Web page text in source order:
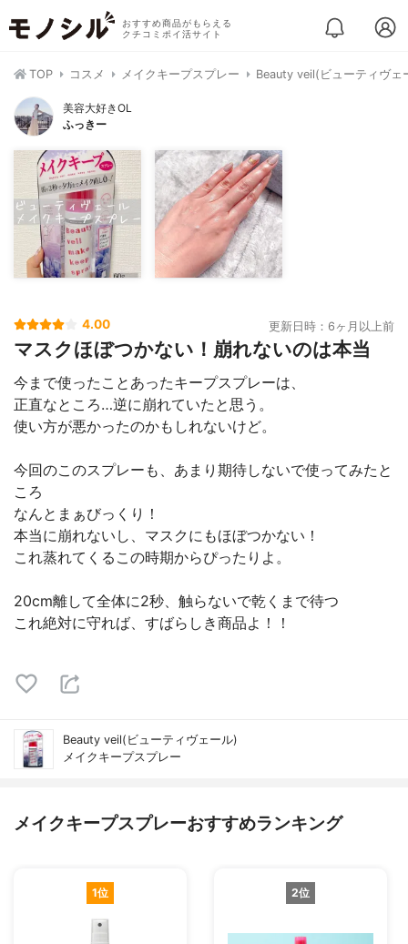
おすすめ商品がもらえる
クチコミポイ活サイト
TOP コスメ メイクキープスプレー Beauty veil(ビューティヴェ
美容大好きOL
ふっきー
4.00 更新日時：6ヶ月以上前
マスクほぼつかない！崩れないのは本当
今まで使ったことあったキープスプレーは、
正直なところ…逆に崩れていたと思う。
使い方が悪かったのかもしれないけど。
今回のこのスプレーも、あまり期待しないで使ってみたと
ころ
なんとまぁびっくり！
本当に崩れないし、マスクにもほぼつかない！
これ蒸れてくるこの時期からぴったりよ。
20cm離して全体に2秒、触らないで乾くまで待つ
これ絶対に守れば、すばらしき商品よ！！
Beauty veil(ビューティヴェール)
メイクキープスプレー
メイクキープスプレーおすすめランキング
1位 2位